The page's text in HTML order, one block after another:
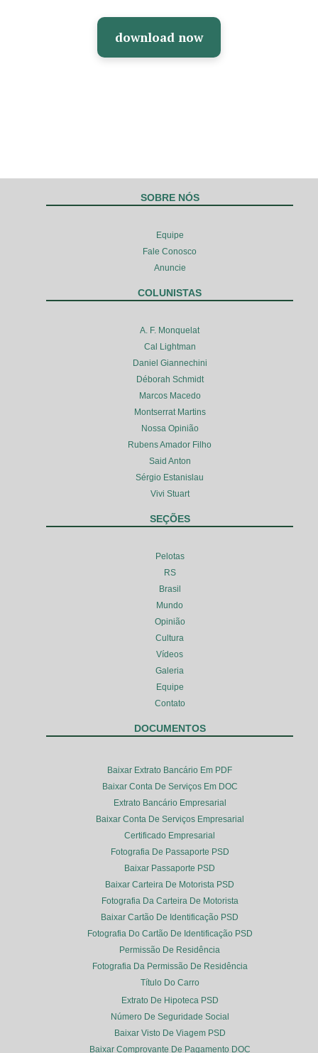
download now
SOBRE NÓS
Equipe
Fale Conosco
Anuncie
COLUNISTAS
A. F. Monquelat
Cal Lightman
Daniel Giannechini
Déborah Schmidt
Marcos Macedo
Montserrat Martins
Nossa Opinião
Rubens Amador Filho
Said Anton
Sérgio Estanislau
Vivi Stuart
SEÇÕES
Pelotas
RS
Brasil
Mundo
Opinião
Cultura
Vídeos
Galeria
Equipe
Contato
DOCUMENTOS
Baixar Extrato Bancário Em PDF
Baixar Conta De Serviços Em DOC
Extrato Bancário Empresarial
Baixar Conta De Serviços Empresarial
Certificado Empresarial
Fotografia De Passaporte PSD
Baixar Passaporte PSD
Baixar Carteira De Motorista PSD
Fotografia Da Carteira De Motorista
Baixar Cartão De Identificação PSD
Fotografia Do Cartão De Identificação PSD
Permissão De Residência
Fotografia Da Permissão De Residência
Título Do Carro
Extrato De Hipoteca PSD
Número De Seguridade Social
Baixar Visto De Viagem PSD
Baixar Comprovante De Pagamento DOC